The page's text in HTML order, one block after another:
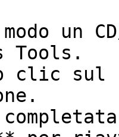
Tools.
clic sul